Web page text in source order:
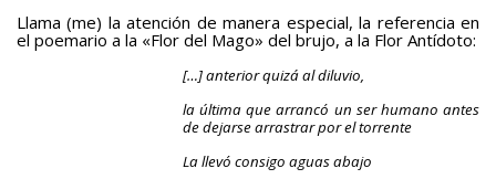
Llama (me) la atención de manera especial, la referencia en
el poemario a la «Flor del Mago» del brujo, a la Flor Antídoto:
[…] anterior quizá al diluvio,
la última que arrancó un ser humano antes
de dejarse arrastrar por el torrente
La llevó consigo aguas abajo